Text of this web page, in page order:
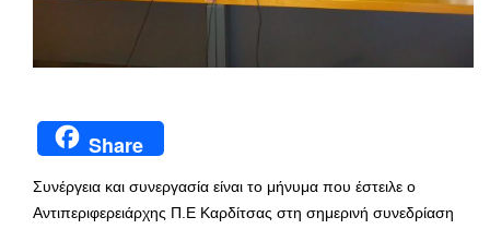
Share
Συνέργεια και συνεργασία είναι το μήνυμα που έστειλε ο
Αντιπεριφερειάρχης Π.Ε Καρδίτσας στη σημερινή συνεδρίαση